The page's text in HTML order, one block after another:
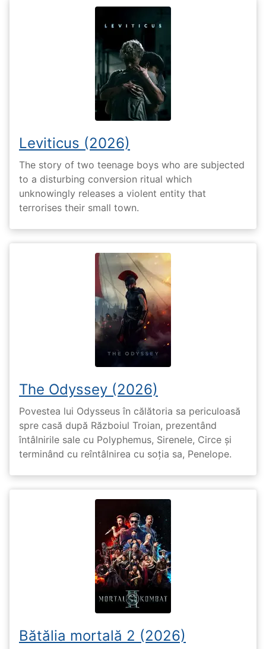
Leviticus (2026)
The story of two teenage boys who are subjected
to a disturbing conversion ritual which
unknowingly releases a violent entity that
terrorises their small town.
The Odyssey (2026)
Povestea lui Odysseus în călătoria sa periculoasă
spre casă după Războiul Troian, prezentând
întâlnirile sale cu Polyphemus, Sirenele, Circe și
terminând cu reîntâlnirea cu soția sa, Penelope.
Bătălia mortală 2 (2026)